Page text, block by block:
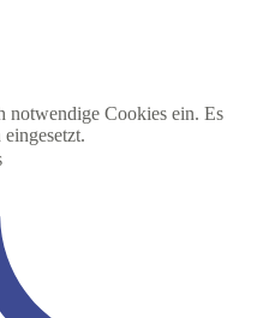
notwendige Cookies ein. Es